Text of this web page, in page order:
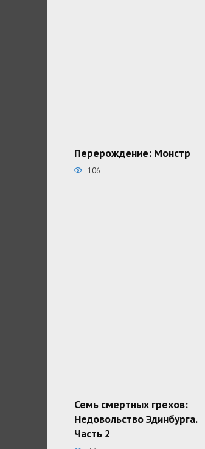
Перерождение: Монстр
106
Семь смертных грехов:
Недовольство Эдинбурга.
Часть 2